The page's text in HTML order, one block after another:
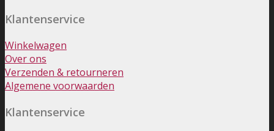
Klantenservice
Winkelwagen
Over ons
Verzenden & retourneren
Algemene voorwaarden
Klantenservice